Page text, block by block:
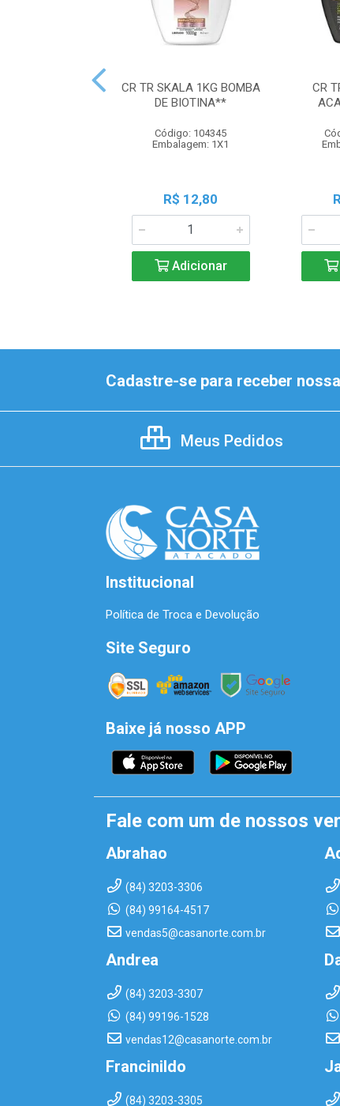
CR TR SKALA 1KG BOMBA
DE BIOTINA**
Código: 104345
Embalagem: 1X1
R$ 12,80
Adicionar
CR
Cadastre-se para receber
Meus Pedidos
Institucional
Política de Troca e Devolução
Site Seguro
Baixe já nosso APP
Fale com um de nossos
Abrahao
(84) 3203-3306
(84) 99164-4517
vendas5@casanorte.com.br
Andrea
(84) 3203-3307
(84) 99196-1528
vendas12@casanorte.com.br
Francinildo
(84) 3203-3305